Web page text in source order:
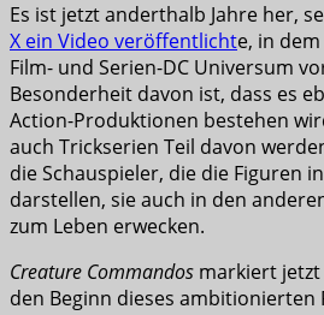
Es ist jetzt anderthalb Jahre her,
X ein Video veröffentlichte, in
Film- und Serien-DC Universum
Besonderheit davon ist, dass es
Action-Produktionen bestehen
auch Trickserien Teil davon
die Schauspieler, die die Figuren
darstellen, sie auch in den
zum Leben erwecken.
Creature Commandos markiert
den Beginn dieses ambitionierten